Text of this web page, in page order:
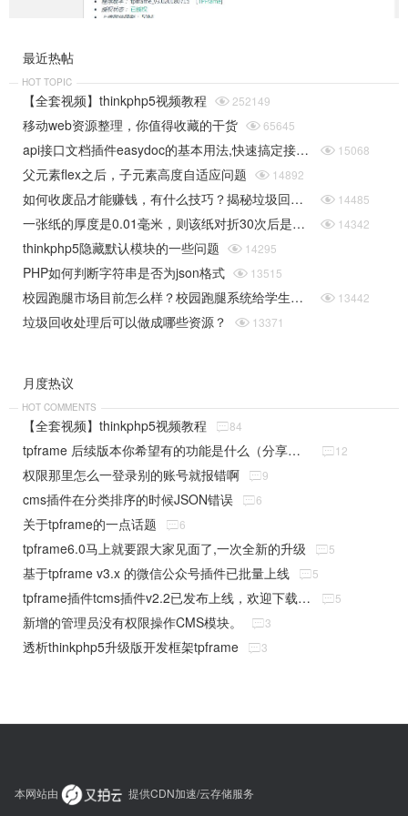
最近热帖
HOT TOPIC
【全套视频】thinkphp5视频教程  252149
移动web资源整理，你值得收藏的干货  65645
api接口文档插件easydoc的基本用法,快速搞定接口文档  15068
父元素flex之后，子元素高度自适应问题  14892
如何收废品才能赚钱，有什么技巧？揭秘垃圾回收行业的一些规则  14485
一张纸的厚度是0.01毫米，则该纸对折30次后是多厚（据说超过珠穆朗玛峰的高度）php实现  14342
thinkphp5隐藏默认模块的一些问题  14295
PHP如何判断字符串是否为json格式  13515
校园跑腿市场目前怎么样？校园跑腿系统给学生带来了哪些便捷？  13442
垃圾回收处理后可以做成哪些资源？  13371
月度热议
HOT COMMENTS
【全套视频】thinkphp5视频教程 84
tpframe 后续版本你希望有的功能是什么（分享贴） 12
权限那里怎么一登录别的账号就报错啊 9
cms插件在分类排序的时候JSON错误 6
关于tpframe的一点话题 6
tpframe6.0马上就要跟大家见面了,一次全新的升级 5
基于tpframe v3.x 的微信公众号插件已批量上线 5
tpframe插件tcms插件v2.2已发布上线，欢迎下载使用 5
新增的管理员没有权限操作CMS模块。 3
透析thinkphp5升级版开发框架tpframe 3
本网站由 提供CDN加速/云存储服务